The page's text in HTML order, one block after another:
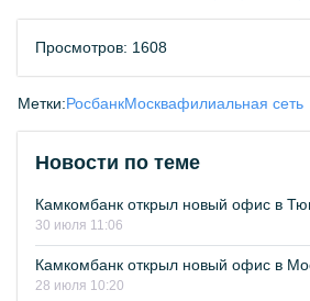
Просмотров: 1608
Метки:РосбанкМосквафилиальная сеть
Новости по теме
Камкомбанк открыл новый офис в
30 июля 11:06
Камкомбанк открыл новый офис в
28 июля 10:20